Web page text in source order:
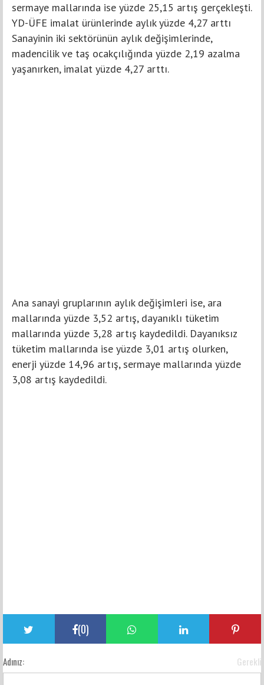
sermaye mallarında ise yüzde 25,15 artış gerçekleşti.
YD-ÜFE imalat ürünlerinde aylık yüzde 4,27 arttı
Sanayinin iki sektörünün aylık değişimlerinde,
madencilik ve taş ocakçılığında yüzde 2,19 azalma
yaşanırken, imalat yüzde 4,27 arttı.
Ana sanayi gruplarının aylık değişimleri ise, ara
mallarında yüzde 3,52 artış, dayanıklı tüketim
mallarında yüzde 3,28 artış kaydedildi. Dayanıksız
tüketim mallarında ise yüzde 3,01 artış olurken,
enerji yüzde 14,96 artış, sermaye mallarında yüzde
3,08 artış kaydedildi.
(0)
Adınız: Gerekli